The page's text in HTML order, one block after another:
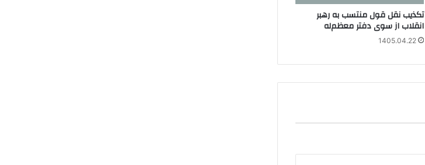
تکذیب نقل قول منتسب به رهبر
انقلاب از سوی دفتر معظم‌له
1405.04.22